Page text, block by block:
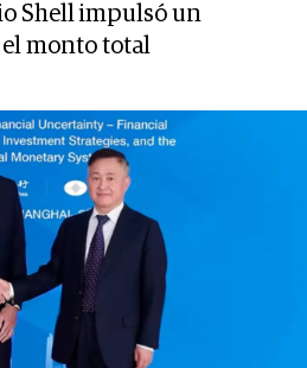
Shell impulsó un
monto total